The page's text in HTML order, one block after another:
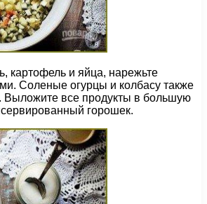
картофель и яйца, нарежьте
Соленые огурцы и колбасу также
Выложите все продукты в большую
горошек.